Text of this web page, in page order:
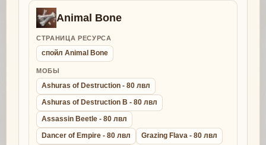
Animal Bone
СТРАНИЦА РЕСУРСА
спойл Animal Bone
МОБЫ
Ashuras of Destruction - 80 лвл
Ashuras of Destruction B - 80 лвл
Assassin Beetle - 80 лвл
Dancer of Empire - 80 лвл
Grazing Flava - 80 лвл